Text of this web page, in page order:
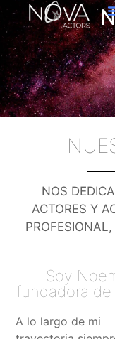
NOS
ACTORES Y
Soy
fundadora de
A lo largo de mi